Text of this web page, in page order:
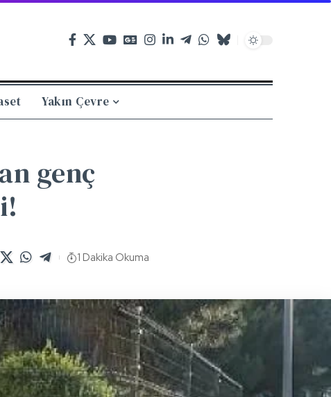
Yakın Çevre
genç
1 Dakika Okuma